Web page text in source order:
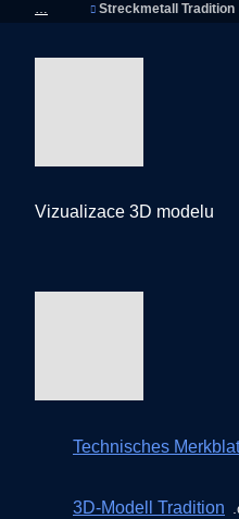
Streckmetall Tradition
Vizualizace 3D modelu
Technisches
3D-Modell Tradition